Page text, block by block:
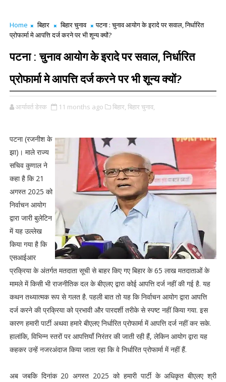
Home बिहार बिहार चुनाव
पटना : चुनाव आयोग के इरादे पर सवाल, निर्धारित
प्रोफार्मा मे आपत्ति दर्ज करने पर भी शून्य क्यों?
पटना : चुनाव आयोग के इरादे पर सवाल, निर्धारित
प्रोफार्मा मे आपत्ति दर्ज करने पर भी शून्य क्यों?
आर्यावर्त डेस्क 11 months ago बिहार, बिहार चुनाव,
पटना (रजनीश के
झा)। माले राज्य
सचिव कुणाल ने
कहा है कि 21
अगस्त 2025 को
निर्वाचन आयोग
द्वारा जारी बुलेटिन
में यह उल्लेख
किया गया है कि
एसआईआर
प्रक्रिया के अंतर्गत मतदाता सूची से बाहर किए गए बिहार के 65 लाख मतदाताओं के
मामले में किसी भी राजनीतिक दल के बीएलए द्वारा कोई आपत्ति दर्ज नहीं की गई है. यह
कथन तथ्यात्मक रूप से गलत है. पहली बात तो यह कि निर्वाचन आयोग द्वारा आपत्ति
दर्ज करने की प्रक्रिया को प्रभावी और पारदर्शी तरीके से स्पष्ट नहीं किया गया. इस
कारण हमारी पार्टी अथवा हमारे बीएलए निर्धारित प्रोफार्मा में आपत्ति दर्ज नहीं कर सके.
हालांकि, विभिन्न स्तरों पर आपत्तियाँ निरंतर की जाती रही हैं, लेकिन आयोग द्वारा यह
कहकर उन्हें नजरअंदाज किया जाता रहा कि वे निर्धारित प्रोफार्मा में नहीं हैं.
अब जबकि दिनांक 20 अगस्त 2025 को हमारी पार्टी के अधिकृत बीएलए श्री